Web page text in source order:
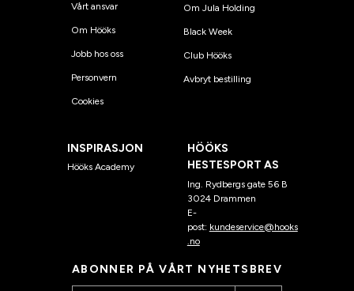
Vårt ansvar
Om Hööks
Jobb hos oss
Personvern
Cookies
Om Jula Holding
Black Week
Club Hööks
Avbryt bestilling
INSPIRASJON
Hööks Academy
HÖÖKS
HESTESPORT AS
Ing. Rydbergs gate 56 B
3024 Drammen
E-
post: kundeservice@hooks
.no
ABONNER PÅ VÅRT NYHETSBREV